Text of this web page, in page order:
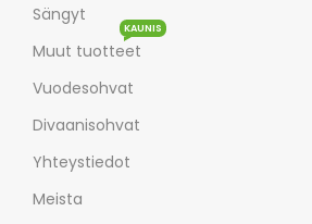
Sängyt
Muut tuotteet
KAUNIS
Vuodesohvat
Divaanisohvat
Yhteystiedot
Meista